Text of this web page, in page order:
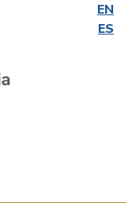
EN
ES